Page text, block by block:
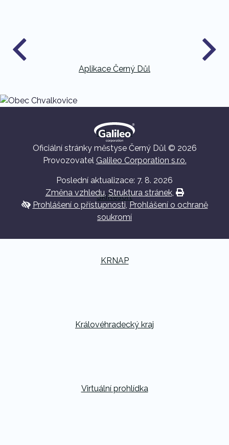
Aplikace Černý Důl
Krkonoše
SkiResort
KRNAP
Královéhradecký kraj
Virtuální prohlídka
Oficiální stránky městyse Černý Důl © 2026
Provozovatel Galileo Corporation s.r.o.
Poslední aktualizace: 7. 8. 2026
Změna vzhledu,Struktura stránek, Vytisknout
Prohlášení o přístupnosti, Prohlášení o ochraně
soukromí